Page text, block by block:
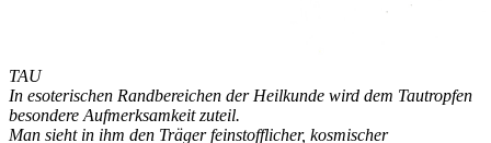
TAU
In esoterischen Randbereichen der Heilkunde wird dem Tautropfen
besondere Aufmerksamkeit zuteil.
Man sieht in ihm den Träger feinstofflicher, kosmischer